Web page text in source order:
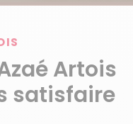
Artois
satisfaire